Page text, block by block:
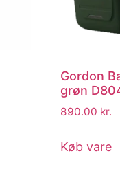
Gordon
grøn
890.00 kr.
Køb vare